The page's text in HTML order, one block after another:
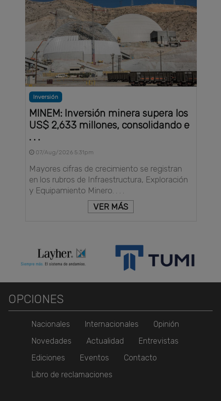
Inversión
MINEM: Inversión minera supera los
US$ 2,633 millones, consolidando e
. . .
07/Aug/2026 5:31pm
Mayores cifras de crecimiento se registran
en los rubros de Infraestructura, Exploración
y Equipamiento Minero. . . .
VER MÁS
OPCIONES
Nacionales Internacionales
Opinión
Novedades
Actualidad
Entrevistas
Ediciones
Eventos
Contacto
Libro de reclamaciones